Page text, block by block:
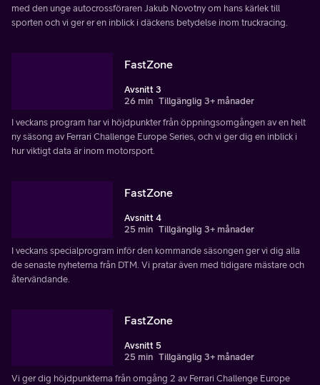
med den unge autocrossföraren Jakub Novotny om hans kärlek till
sporten och vi ger er en inblick i däckens betydelse inom truckracing.
FastZone
Avsnitt 3
26 min Tillgänglig 3+ månader
I veckans program har vi höjdpunkter från öppningsomgången av en helt
ny säsong av Ferrari Challenge Europe Series, och vi ger dig en inblick i
hur viktigt data är inom motorsport.
FastZone
Avsnitt 4
25 min Tillgänglig 3+ månader
I veckans specialprogram inför den kommande säsongen ger vi dig alla
de senaste nyheterna från DTM. Vi pratar även med tidigare mästare och
återvändande.
FastZone
Avsnitt 5
25 min Tillgänglig 3+ månader
Vi ger dig höjdpunkterna från omgång 2 av Ferrari Challenge Europe